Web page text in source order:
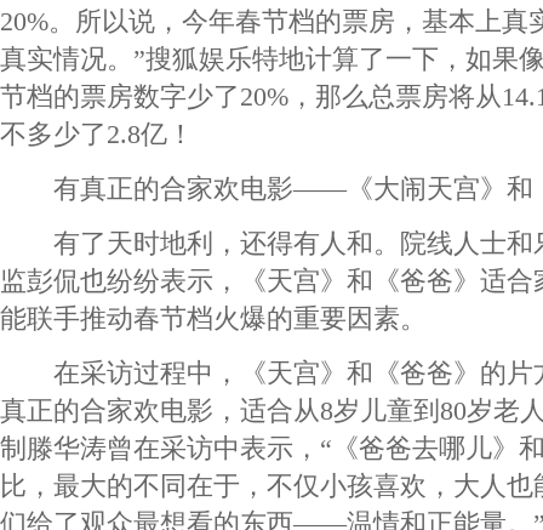
20%。所以说，今年春节档的票房，基本上真
真实情况。”搜狐娱乐特地计算了一下，如果
节档的票房数字少了20%，那么总票房将从
不多少了2.8亿！
有真正的合家欢电影——《大闹天宫》和
有了天时地利，还得有人和。院线人士和
监彭侃也纷纷表示，《天宫》和《爸爸》适
能联手推动春节档火爆的重要因素。
在采访过程中，《天宫》和《爸爸》的片
真正的合家欢电影，适合从8岁儿童到80岁老
制滕华涛曾在采访中表示，“《爸爸去哪儿》
比，最大的不同在于，不仅小孩喜欢，大人
们给了观众最想看的东西——温情和正能量。